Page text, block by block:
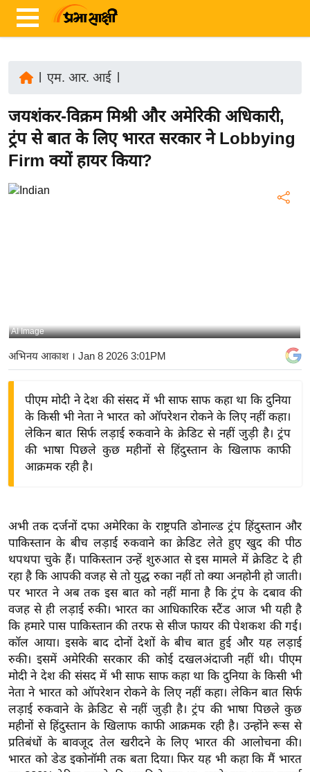
ज़ा
ख
ब
र
रा
य
बि
ज़
द्यो
वि
शे
ष
ज्ञ
रा
य
ब
ज
ट
खे
ल
क्रि
के
एम. आर. आई
जयशंकर-विक्रम मिश्री और अमेरिकी अधिकारी,
ट्रंप से बात के लिए भारत सरकार ने Lobbying
Firm क्यों हायर किया?
AI Image
अभिनय आकाश। Jan 8 2026 3:01PM
पीएम मोदी ने देश की संसद में भी साफ साफ कहा था कि दुन‍िया
के क‍िसी भी नेता ने भारत को ऑपरेशन रोकने के ल‍िए नहीं कहा।
लेकिन बात सिर्फ लड़ाई रुकवाने के क्रेडिट से नहीं जुड़ी है। ट्रंप
की भाषा पिछले कुछ महीनों से हिंदुस्तान के खिलाफ काफी
आक्रमक रही है।
अभी तक दर्जनों दफा अमेरिका के राष्ट्रपति डोनाल्ड ट्रंप हिंदुस्तान और
पाकिस्तान के बीच लड़ाई रुकवाने काक्रेडिट लेते हुए खुद की पीठ
थपथपा चुके हैं। पाकिस्तान उन्हें शुरुआत से इस मामले मेंक्रेडिट दे ही
रहा है कि आपकी वजह से तो युद्ध रुका नहीं तो क्या अनहोनी हो जाती।
परभारत ने अब तक इस बात को नहीं माना है किट्रंप के दबाव की
वजह से ही लड़ाई रुकी। भारत का आधिकारिकस्टैंड आज भी यही है
कि हमारे पास पाकिस्तान की तरफ से सीज फायर की पेशकश की गई।
कॉल आया। इसके बाद दोनों देशों के बीच बात हुई और यह लड़ाई
रुकी। इसमें अमेरिकी सरकार की कोई दखलअंदाजी नहीं थी। पीएम
मोदी ने देश की संसद में भी साफ साफकहा था किदुन‍ियाकेक‍िसीभी
नेता ने भारत को ऑपरेशनरोकने के ल‍िएनहीं कहा। लेकिन बात सिर्फ
लड़ाई रुकवाने केक्रेडिट से नहीं जुड़ी है।ट्रंप की भाषा पिछले कुछ
महीनों से हिंदुस्तान के खिलाफ काफीआक्रमकरही है। उन्होंने रूस से
प्रतिबंधों के बावजूद तेल खरीदने के लिए भारत की आलोचना की।
भारत को डेड इकोनॉमीतक बता दिया। फिर यह भी कहा कि मैं भारत